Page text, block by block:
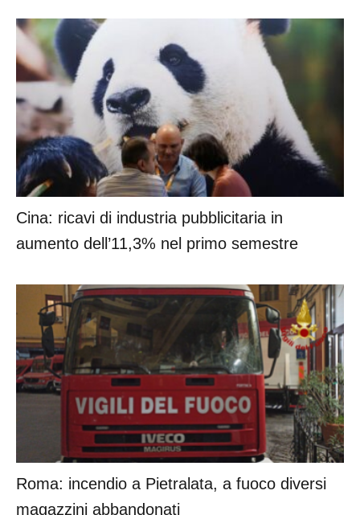
Cina: ricavi di industria pubblicitaria in
aumento dell’11,3% nel primo semestre
Roma: incendio a Pietralata, a fuoco diversi
magazzini abbandonati